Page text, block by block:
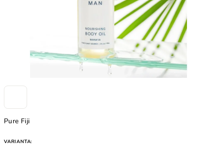
Pure Fiji
VARIANTA: